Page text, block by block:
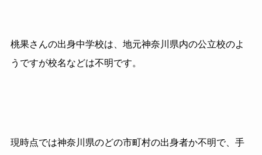
桃果さんの出身中学校は、地元神奈川県内の公立校のよ
うですが校名などは不明です。
現時点では神奈川県のどの市町村の出身者か不明で、手